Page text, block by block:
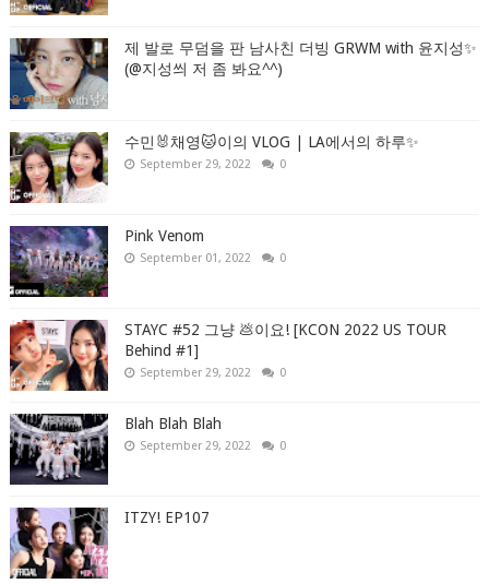
제 발로 무덤을 판 남사친 더빙 GRWM with 윤지성✨
(@지성씌 저 좀 봐요^^)
수민🐰채영🐱이의 VLOG | LA에서의 하루✨
September 29, 2022 0
Pink Venom
September 01, 2022 0
STAYC #52 그냥 💩이요! [KCON 2022 US TOUR
Behind #1]
September 29, 2022 0
Blah Blah Blah
September 29, 2022 0
ITZY! EP107